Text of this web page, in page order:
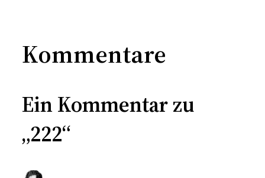
Kommentare
Ein Kommentar zu
„222“